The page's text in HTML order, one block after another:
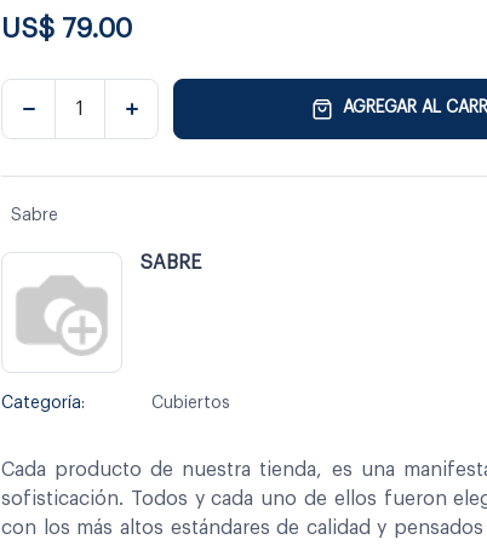
US$ 79.00
AGREGAR AL
Sabre
SABRE
Categoría: Cubiertos
Cada producto de nuestra tienda, es una
sofisticación. Todos y cada uno de ellos fueron
con los más altos estándares de calidad y